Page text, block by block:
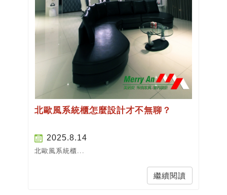
北歐風系統櫃怎麼設計才不無聊？
2025.8.14
北歐風系統櫃...
繼續閱讀